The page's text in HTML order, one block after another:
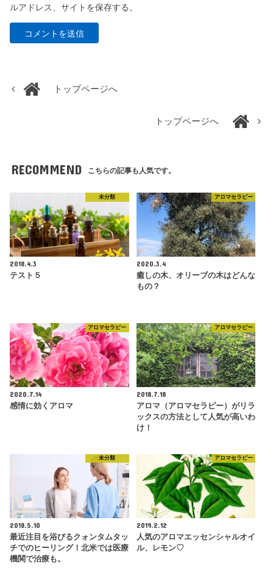
ルアドレス、サイトを保存する。
トップページへ
トップページへ
RECOMMEND こちらの記事も人気です。
未分類
2018.4.3
テスト５
アロマセラピー
2020.3.4
癒しの木、オリーブの木はどんな
もの？
アロマセラピー
2020.7.14
感情に効くアロマ
アロマセラピー
2018.7.18
アロマ（アロマセラピー）がリラ
ックスの方法として人気が高いわ
け！
未分類
2018.5.10
最近注目を浴びるクォンタムタッ
チでのヒーリング！北米では医療
機関で治療も。
アロマセラピー
2019.2.12
人気のアロマエッセンシャルオイ
ル、レモン♡